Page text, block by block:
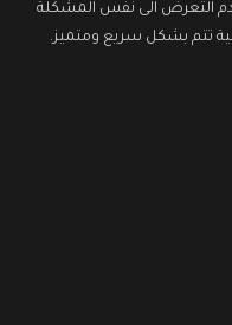
التعرض الى نفس المشكلة
تتم بشكل سريع ومتميز.